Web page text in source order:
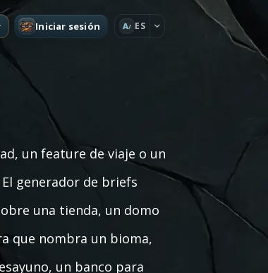
Iniciar sesión A ES
un feature de viaje o un
generador de briefs
una tienda, un domo
que nombra un bioma,
un banco para